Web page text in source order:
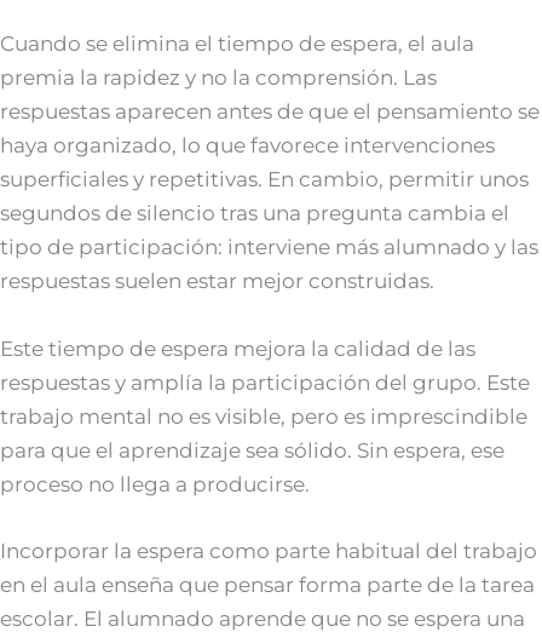
Cuando se elimina el tiempo de espera, el aula
premia la rapidez y no la comprensión. Las
respuestas aparecen antes de que el pensamiento se
haya organizado, lo que favorece intervenciones
superficiales y repetitivas. En cambio, permitir unos
segundos de silencio tras una pregunta cambia el
tipo de participación: interviene más alumnado y las
respuestas suelen estar mejor construidas.
Este tiempo de espera mejora la calidad de las
respuestas y amplía la participación del grupo. Este
trabajo mental no es visible, pero es imprescindible
para que el aprendizaje sea sólido. Sin espera, ese
proceso no llega a producirse.
Incorporar la espera como parte habitual del trabajo
en el aula enseña que pensar forma parte de la tarea
escolar. El alumnado aprende que no se espera una